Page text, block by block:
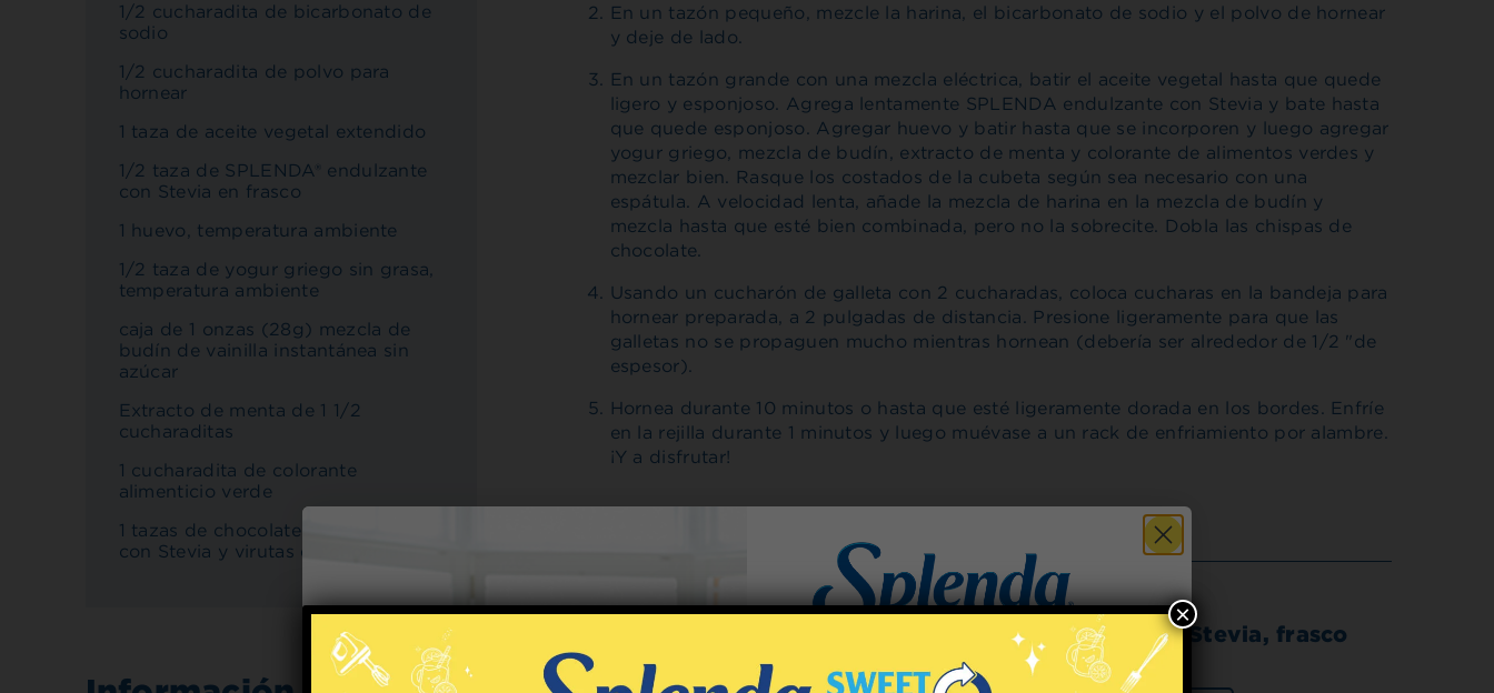
1/2 cucharadita de bicarbonato de
sodio
1/2 cucharadita de polvo para
hornear
1 taza de aceite vegetal extendido
1/2 taza de SPLENDA® endulzante
con Stevia en frasco
1 huevo, temperatura ambiente
1/2 taza de yogur griego sin grasa,
temperatura ambiente
caja de 1 onzas (28g) mezcla de
budín de vainilla instantánea sin
azúcar
Extracto de menta de 1 1/2
cucharaditas
1 cucharadita de colorante
alimenticio verde
1 tazas de chocolate semi-dulce
con Stevia y virutas de chocolate
En un tazón pequeño, mezcle la harina, el bicarbonato de sodio y el polvo de hornear
y deje de lado.
En un tazón grande con una mezcla eléctrica, batir el aceite vegetal hasta que quede
ligero y esponjoso. Agrega lentamente SPLENDA endulzante con Stevia y bate hasta
que quede esponjoso. Agregar huevo y batir hasta que se incorporen y luego agregar
yogur griego, mezcla de budín, extracto de menta y colorante de alimentos verdes y
mezclar bien. Rasque los costados de la cubeta según sea necesario con una
espátula. A velocidad lenta, añade la mezcla de harina en la mezcla de budín y
mezcla hasta que esté bien combinada, pero no la sobrecite. Dobla las chispas de
chocolate.
Usando un cucharón de galleta con 2 cucharadas, coloca cucharas en la bandeja para
hornear preparada, a 2 pulgadas de distancia. Presione ligeramente para que las
galletas no se propaguen mucho mientras hornean (debería ser alrededor de 1/2 "de
espesor).
Hornea durante 10 minutos o hasta que esté ligeramente dorada en los bordes. Enfríe
en la rejilla durante 1 minutos y luego muévase a un rack de enfriamiento por alambre.
¡Y a disfrutar!
Splenda® Endulzante con Stevia, frasco
×